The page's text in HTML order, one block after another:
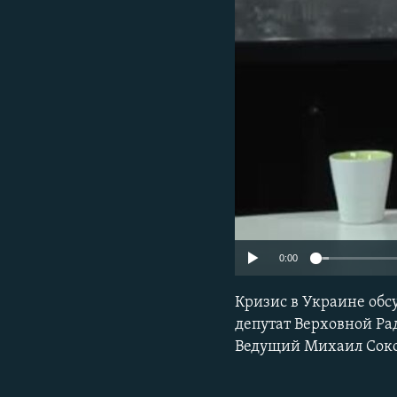
0:00
Кризис в Украине
депутат Верховной
Ведущий Михаил